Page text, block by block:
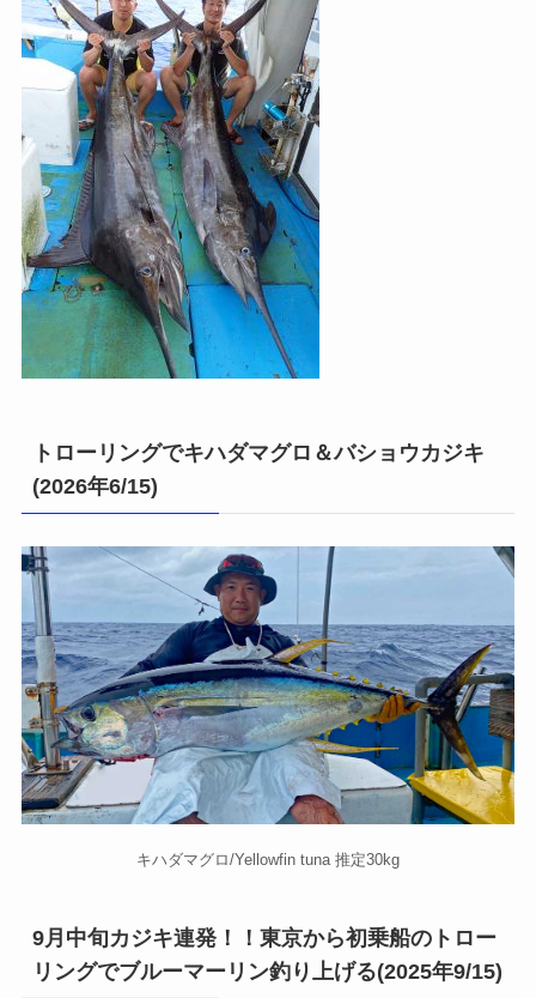
トローリングでキハダマグロ＆バショウカジキ
(2026年6/15)
キハダマグロ/Yellowfin tuna 推定30kg
9月中旬カジキ連発！！東京から初乗船のトロー
リングでブルーマーリン釣り上げる(2025年9/15)